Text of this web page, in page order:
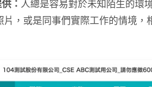
： 人總是容易對於未知陌生的環
片，或是同事們實際工作的情境，